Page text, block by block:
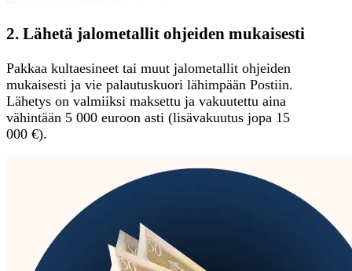
2. Lähetä jalometallit ohjeiden mukaisesti
Pakkaa kultaesineet tai muut jalometallit ohjeiden
mukaisesti ja vie palautuskuori lähimpään Postiin.
Lähetys on valmiiksi maksettu ja vakuutettu aina
vähintään 5 000 euroon asti (lisävakuutus jopa 15
000 €).